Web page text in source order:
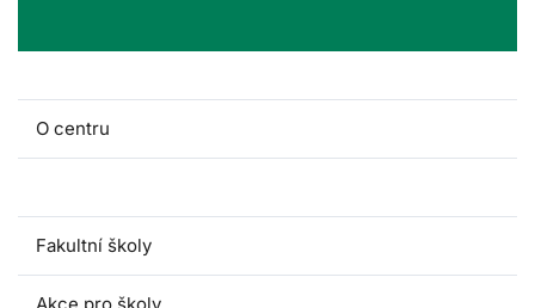
O centru
Fakultní školy